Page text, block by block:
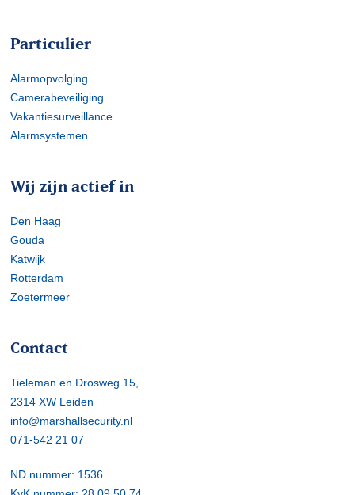
Particulier
Alarmopvolging
Camerabeveiliging
Vakantiesurveillance
Alarmsystemen
Wij zijn actief in
Den Haag
Gouda
Katwijk
Rotterdam
Zoetermeer
Contact
Tieleman en Drosweg 15,
2314 XW Leiden
info@marshallsecurity.nl
071-542 21 07
ND nummer: 1536